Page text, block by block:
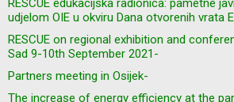
RESCUE edukacijska radionica: pametne
udjelom OIE u okviru Dana otvorenih vrata
RESCUE on regional exhibition and
Sad 9-10th September 2021-
Partners meeting in Osijek-
The increase of energy efficiency at the